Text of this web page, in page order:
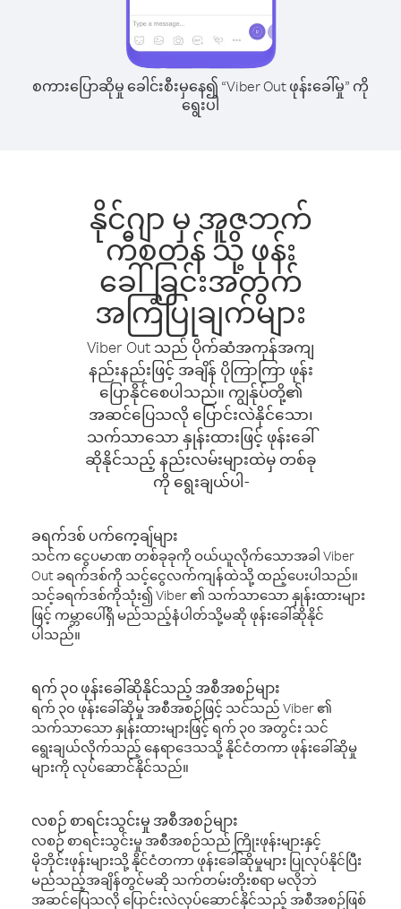
စကားပြောဆိုမှု ခေါင်းစီးမှနေ၍ “Viber Out ဖုန်းခေါ်မှု” ကို
ရွေးပါ
နိုင်ဂျာ မှ အူဇဘက်
ကီစတန် သို့ ဖုန်း
ခေါ်ခြင်းအတွက်
အကြံပြုချက်များ
Viber Out သည် ပိုက်ဆံအကုန်အကျ
နည်းနည်းဖြင့် အချိန် ပိုကြာကြာ ဖုန်း
ပြောနိုင်စေပါသည်။ ကျွန်ုပ်တို့၏
အဆင်ပြေသလို ပြောင်းလဲနိုင်သော၊
သက်သာသော နှုန်းထားဖြင့် ဖုန်းခေါ်
ဆိုနိုင်သည့် နည်းလမ်းများထဲမှ တစ်ခု
ကို ရွေးချယ်ပါ-
ခရက်ဒစ် ပက်ကေ့ချ်များ
သင်က ငွေပမာဏ တစ်ခုခုကို ဝယ်ယူလိုက်သောအခါ Viber
Out ခရက်ဒစ်ကို သင့်ငွေလက်ကျန်ထဲသို့ ထည့်ပေးပါသည်။
သင့်ခရက်ဒစ်ကိုသုံး၍ Viber ၏ သက်သာသော နှုန်းထားများ
ဖြင့် ကမ္ဘာပေါ်ရှိ မည်သည့်နံပါတ်သို့မဆို ဖုန်းခေါ်ဆိုနိုင်
ပါသည်။
ရက် ၃၀ ဖုန်းခေါ်ဆိုနိုင်သည့် အစီအစဉ်များ
ရက် ၃၀ ဖုန်းခေါ်ဆိုမှု အစီအစဉ်ဖြင့် သင်သည် Viber ၏
သက်သာသော နှုန်းထားများဖြင့် ရက် ၃၀ အတွင်း သင်
ရွေးချယ်လိုက်သည့် နေရာဒေသသို့ နိုင်ငံတကာ ဖုန်းခေါ်ဆိုမှု
များကို လုပ်ဆောင်နိုင်သည်။
လစဉ် စာရင်းသွင်းမှု အစီအစဉ်များ
လစဉ် စာရင်းသွင်းမှု အစီအစဉ်သည် ကြိုးဖုန်းများနှင့်
မိုဘိုင်းဖုန်းများသို့ နိုင်ငံတကာ ဖုန်းခေါ်ဆိုမှုများ ပြုလုပ်နိုင်ပြီး
မည်သည့်အချိန်တွင်မဆို သက်တမ်းတိုးစရာ မလိုဘဲ
အဆင်ပြေသလို ပြောင်းလဲလုပ်ဆောင်နိုင်သည့် အစီအစဉ်ဖြစ်